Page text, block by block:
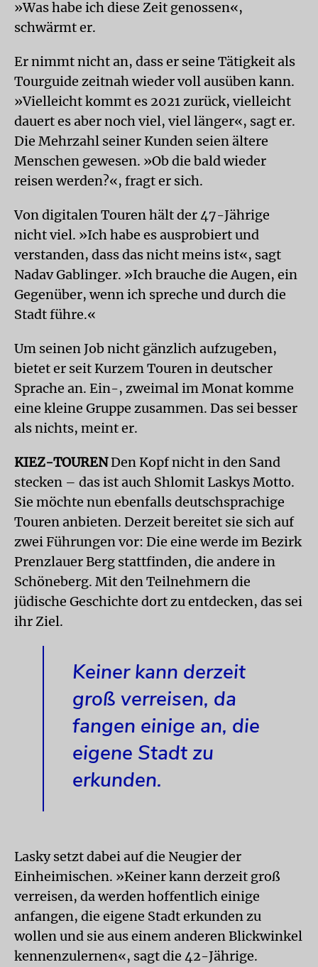
»Was habe ich diese Zeit genossen«,
schwärmt er.
Er nimmt nicht an, dass er seine Tätigkeit als
Tourguide zeitnah wieder voll ausüben kann.
»Vielleicht kommt es 2021 zurück, vielleicht
dauert es aber noch viel, viel länger«, sagt er.
Die Mehrzahl seiner Kunden seien ältere
Menschen gewesen. »Ob die bald wieder
reisen werden?«, fragt er sich.
Von digitalen Touren hält der 47-Jährige
nicht viel. »Ich habe es ausprobiert und
verstanden, dass das nicht meins ist«, sagt
Nadav Gablinger. »Ich brauche die Augen, ein
Gegenüber, wenn ich spreche und durch die
Stadt führe.«
Um seinen Job nicht gänzlich aufzugeben,
bietet er seit Kurzem Touren in deutscher
Sprache an. Ein-, zweimal im Monat komme
eine kleine Gruppe zusammen. Das sei besser
als nichts, meint er.
KIEZ-TOURENDen Kopf nicht in den Sand
stecken – das ist auch Shlomit Laskys Motto.
Sie möchte nun ebenfalls deutschsprachige
Touren anbieten. Derzeit bereitet sie sich auf
zwei Führungen vor: Die eine werde im Bezirk
Prenzlauer Berg stattfinden, die andere in
Schöneberg. Mit den Teilnehmern die
jüdische Geschichte dort zu entdecken, das sei
ihr Ziel.
Keiner kann derzeit
groß verreisen, da
fangen einige an, die
eigene Stadt zu
erkunden.
Lasky setzt dabei auf die Neugier der
Einheimischen. »Keiner kann derzeit groß
verreisen, da werden hoffentlich einige
anfangen, die eigene Stadt erkunden zu
wollen und sie aus einem anderen Blickwinkel
kennenzulernen«, sagt die 42-Jährige.